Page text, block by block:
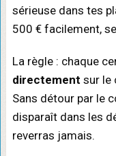
sérieuse dans tes
500 € facilement,
La règle : chaque
directement sur le
Sans détour par le
disparaît dans les
reverras jamais.